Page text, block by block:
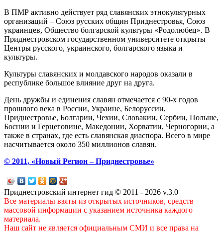
В ПМР активно действует ряд славянских этнокультурных
организаций – Союз русских общин Приднестровья, Союз
украинцев, Общество болгарской культуры «Родолюбец». В
Приднестровском государственном университете открыты
Центры русского, украинского, болгарского языка и
культуры.
Культуры славянских и молдавского народов оказали в
республике большое влияние друг на друга.
День дружбы и единения славян отмечается с 90-х годов
прошлого века в России, Украине, Белоруссии,
Приднестровье, Болгарии, Чехии, Словакии, Сербии, Польше,
Боснии и Герцеговине, Македонии, Хорватии, Черногории, а
также в странах, где есть славянская диаспора. Всего в мире
насчитывается около 350 миллионов славян.
© 2011, «Новый Регион – Приднестровье»
Приднестровский интернет гид © 2011 - 2026 v.3.0
Все материалы взяты из открытых источников, средств
массовой информации с указанием источника каждого
материала.
Наш сайт не является официальным СМИ и все права на